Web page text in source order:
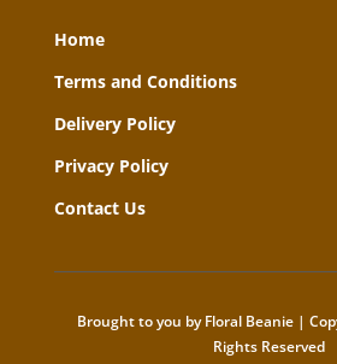
Home
Terms and Conditions
Delivery Policy
Privacy Policy
Contact Us
Brought to you by Floral Beanie |
Rights Reserved